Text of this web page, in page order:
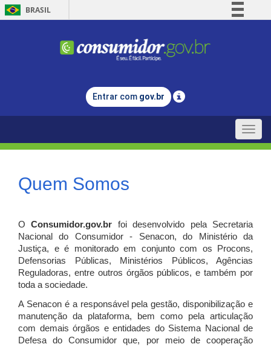
BRASIL
Comunica BR
Legislação
Entrar com gov.br
Toggle
Quem Somos
OConsumidor.gov.br
foi desenvolvido pela Secretaria
Nacional do Consumidor - Senacon, do Ministério da
Justiça, e é monitorado em conjunto com os Procons,
Defensorias Públicas, Ministérios Públicos, Agências
Reguladoras, entre outros órgãos públicos, e também por
toda a sociedade.
A Senacon é a responsável pela gestão, disponibilização e
manutenção da plataforma, bem como pela articulação
com demais órgãos e entidades do Sistema Nacional de
Defesa do Consumidor que, por meio de cooperação